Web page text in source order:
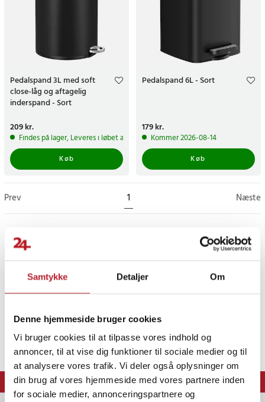
Samtykke Detaljer Om
Denne hjemmeside bruger cookies
Vi bruger cookies til at tilpasse vores indhold og
annoncer, til at vise dig funktioner til sociale medier og til
at analysere vores trafik. Vi deler også oplysninger om
din brug af vores hjemmeside med vores partnere inden
for sociale medier, annonceringspartnere og
Pedalspand 3L med soft
close-låg og aftagelig
inderspand - Sort
Pris:209 kr.
209 kr.
Findes på lager, Leveres i løbet af 1-2 hverdage
Køb
Pedalspand 6L - Sort
Pris:179 kr.
179 kr.
Kommer 2026-08-14
Køb
Prev 1 Næste
⭐ Levering 1-2 dage
⭐ 365 dages fortrydelsesret